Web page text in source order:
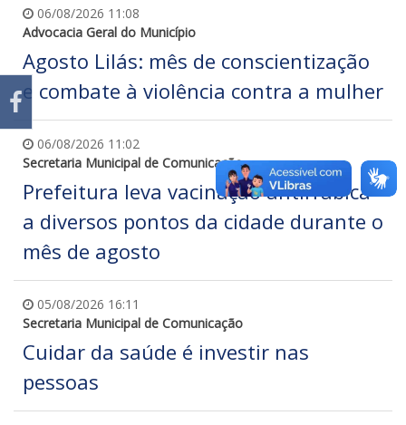
06/08/2026 11:08
Advocacia Geral do Município
Agosto Lilás: mês de conscientização
e combate à violência contra a mulher
06/08/2026 11:02
Secretaria Municipal de Comunicação
Prefeitura leva vacinação antirrábica
a diversos pontos da cidade durante o
mês de agosto
05/08/2026 16:11
Secretaria Municipal de Comunicação
Cuidar da saúde é investir nas
pessoas